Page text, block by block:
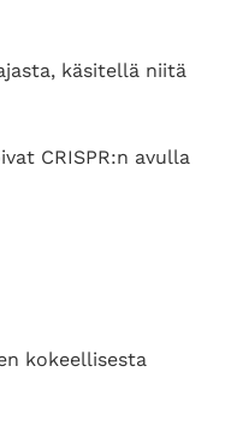
käsitellä niitä
CRISPR:n avulla
kokeellisesta